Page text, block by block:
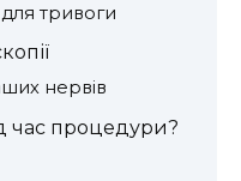
тривоги
нервів
час процедури?